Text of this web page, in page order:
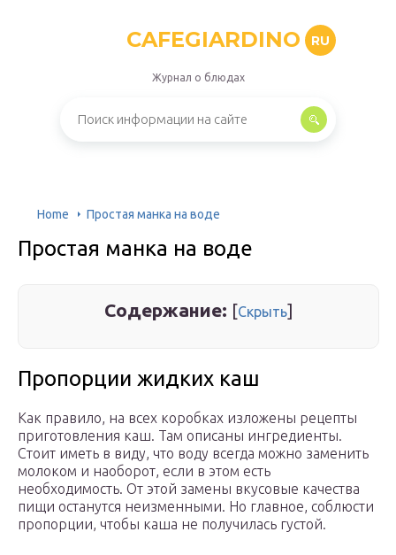
CAFEGIARDINO RU
Журнал о блюдах
Home Простая манка на воде
Простая манка на воде
Содержание: [Скрыть]
Пропорции жидких каш
Как правило, на всех коробках изложены рецепты
приготовления каш. Там описаны ингредиенты.
Стоит иметь в виду, что воду всегда можно заменить
молоком и наоборот, если в этом есть
необходимость. От этой замены вкусовые качества
пищи останутся неизменными. Но главное, соблюсти
пропорции, чтобы каша не получилась густой.